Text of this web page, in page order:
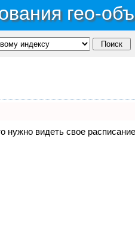
гео-
нужно видеть свое